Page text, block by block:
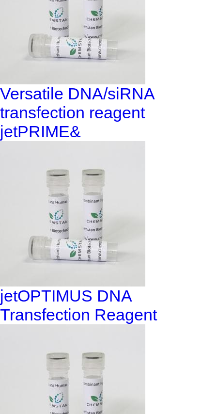
Versatile DNA/siRNA
transfection reagent
jetPRIME&
jetOPTIMUS DNA
Transfection Reagent